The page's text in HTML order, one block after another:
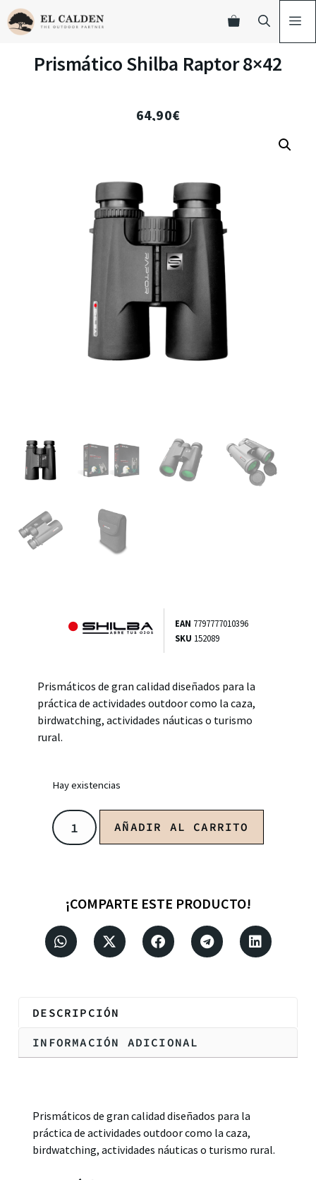
Prismático Shilba Raptor 8×42
64,90€
EAN 7797777010396
SKU 152089
Prismáticos de gran calidad diseñados para la
práctica de actividades outdoor como la caza,
birdwatching, actividades náuticas o turismo
rural.
Hay existencias
AÑADIR AL CARRITO
¡COMPARTE ESTE PRODUCTO!
DESCRIPCIÓN
INFORMACIÓN ADICIONAL
Prismáticos de gran calidad diseñados para la
práctica de actividades outdoor como la caza,
birdwatching, actividades náuticas o turismo rural.